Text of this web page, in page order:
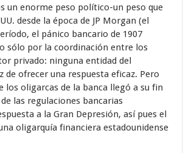
un enorme peso político-un peso que
desde la época de JP Morgan (el
el pánico bancario de 1907
sólo por la coordinación entre los
privado: ninguna entidad del
de ofrecer una respuesta eficaz. Pero
los oligarcas de la banca llegó a su fin
las regulaciones bancarias
a la Gran Depresión, así pues el
oligarquía financiera estadounidense